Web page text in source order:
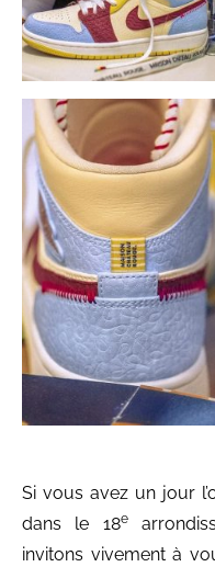
Si vous avez un jour
dans le 18e
invitons vivement à